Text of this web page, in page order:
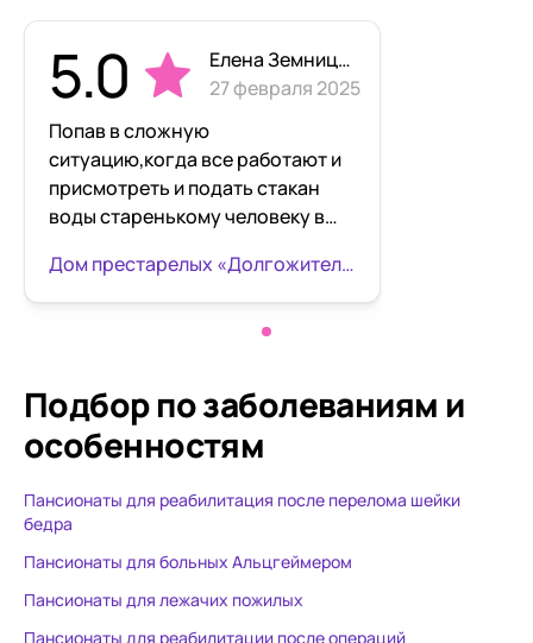
5.0
Елена Земницкая
27 февраля 2025
Попав в сложную
ситуацию,когда все работают и
присмотреть и подать стакан
воды старенькому человеку в
доверить нашу
бабушку,частному пансионату
"Долгожители". Не выбирали
сразу в первый ,который
находится ближе к дому! Нас
встретили очень
показали и рассказали! Мы даже
не раздумывали и решили нашей
бабушке тут будет лучше
одной! Чисто,персонал опрятен
Дом престарелых «Долгожители» Воронеж
Подбор по заболеваниям и
особенностям
Пансионаты для реабилитация после перелома шейки
бедра
Пансионаты для больных Альцгеймером
Пансионаты для лежачих пожилых
Пансионаты для реабилитации после операций